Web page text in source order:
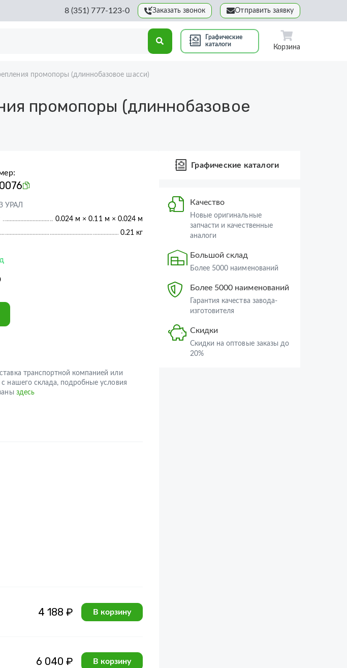
8 (351) 777-123-0 Заказать звонок Отправить заявку
Графические
каталоги
Корзина
промопоры (длиннобазовое шасси)
промопоры (длиннобазовое
УРАЛ
0.024 м × 0.11 м × 0.024 м
0.21 кг
транспортной компанией или
нашего склада, подробные условия
здесь
4 188 ₽ В корзину
6 040 ₽ В корзину
Графические каталоги
Качество
Новые оригинальные
запчасти и качественные
аналоги
Большой склад
Более 5000 наименований
Более 5000 наименований
Гарантия качества завода-
изготовителя
Скидки
Скидки на оптовые заказы до
20%